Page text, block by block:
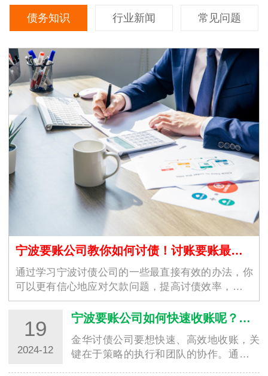
债务知识 行业新闻 常见问题
宁波要账公司教你如何讨债！讨账要账最直接有效的办法
通过学习宁波讨债公司的一些最直接有效的办法，你
可以更有信心地应对欠款问题，提高讨债效率，确保
自身权益不受损害。记住，…
19
2024-12
宁波要账公司如何快速收账呢？常用的方法总结！
金华讨债公司要想快速、高效地收账，关
键在于策略的执行和团队的协作。通过以